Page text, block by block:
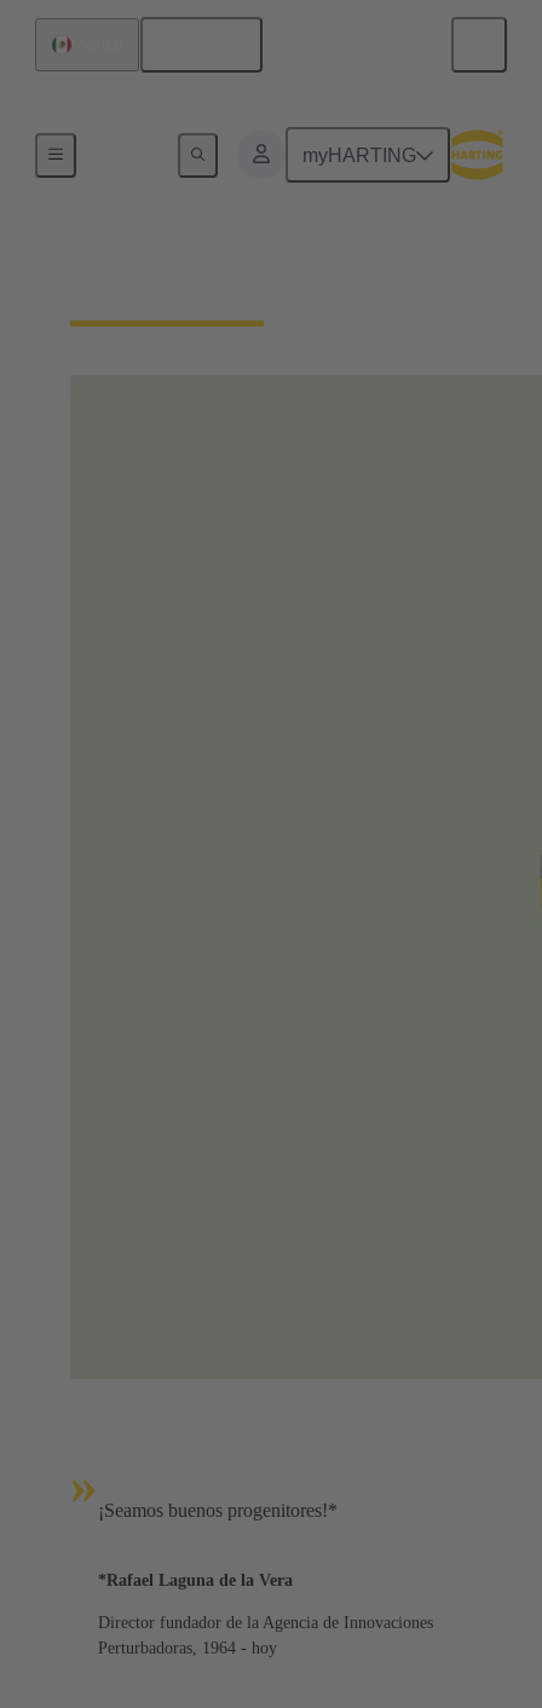
myHARTING
» ¡Seamos buenos progenitores!*
*Rafael Laguna de la Vera
Director fundador de la Agencia de Innovaciones
Perturbadoras, 1964 - hoy